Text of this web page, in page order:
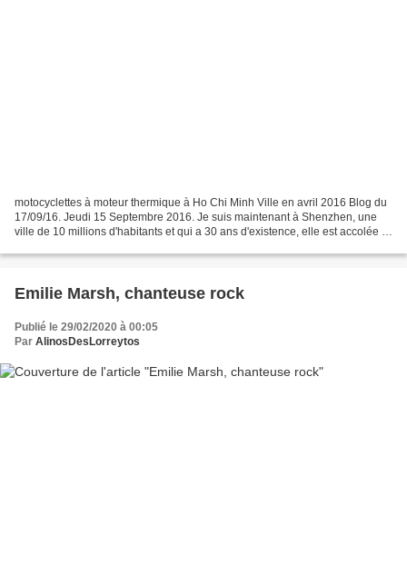
motocyclettes à moteur thermique à Ho Chi Minh Ville en avril 2016 Blog du
17/09/16. Jeudi 15 Septembre 2016. Je suis maintenant à Shenzhen, une
ville de 10 millions d'habitants et qui a 30 ans d'existence, elle est accolée à
Emilie Marsh, chanteuse rock
Publié le 29/02/2020 à 00:05
Par AlinosDesLorreytos